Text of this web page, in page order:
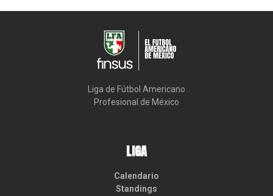
Liga de Fútbol Americano
Profesional de México
LIGA
Calendario
Standings